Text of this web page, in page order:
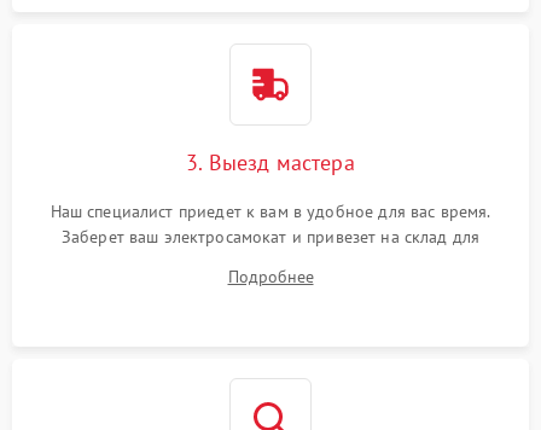
3. Выезд мастера
Наш специалист приедет к вам в удобное для вас время.
Заберет ваш электросамокат и привезет на склад для
Подробнее